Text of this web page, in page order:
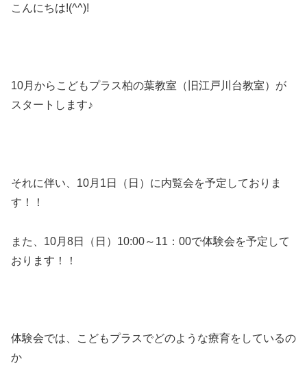
こんにちは!(^^)!
10月からこどもプラス柏の葉教室（旧江戸川台教室）が
スタートします♪
それに伴い、10月1日（日）に内覧会を予定しておりま
す！！
また、10月8日（日）10:00～11：00で体験会を予定して
おります！！
体験会では、こどもプラスでどのような療育をしているの
か